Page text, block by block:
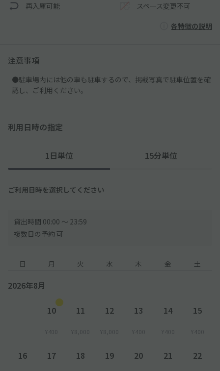
再入庫可能 スペース変更不可
各特徴の説明
注意事項
●駐車場内には他の車も駐車するので、掲載写真で駐車位置を確
認し、ご利用ください。
利用日時の指定
1日単位 15分単位
ご利用日時を選択してください
貸出時間 00:00 〜 23:59
複数日の予約 可
日 月 火 水 木 金 土
2026年8月
10
¥400
11
¥8,000
12
¥8,000
13
¥400
14
¥400
15
¥400
16 17 18 19 20 21 22